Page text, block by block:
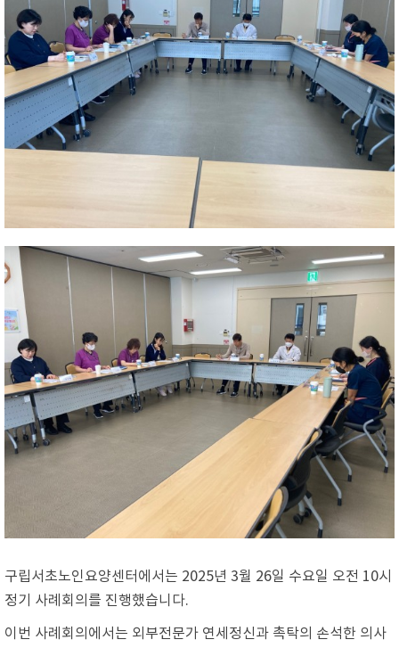
구립서초노인요양센터에서는 2025년 3월 26일 수요일 오전 10시
정기 사례회의를 진행했습니다.
이번 사례회의에서는 외부전문가 연세정신과 촉탁의 손석한 의사